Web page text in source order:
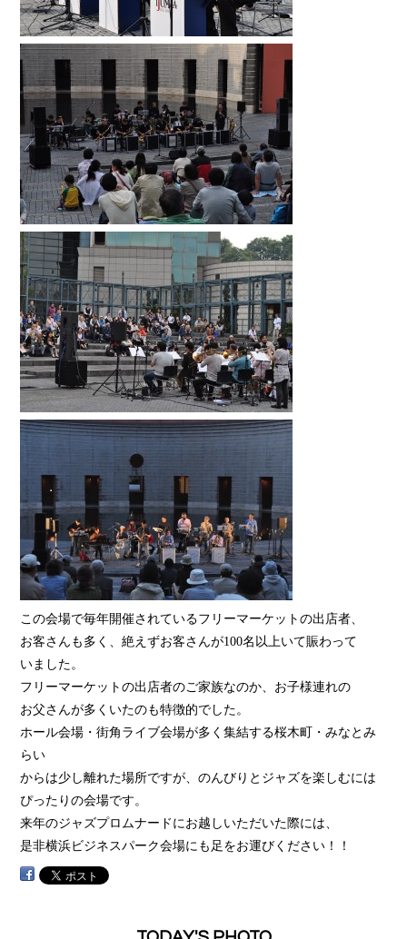
この会場で毎年開催されているフリーマーケットの出店者、
お客さんも多く、絶えずお客さんが100名以上いて賑わって
いました。
フリーマーケットの出店者のご家族なのか、お子様連れの
お父さんが多くいたのも特徴的でした。
ホール会場・街角ライブ会場が多く集結する桜木町・みなとみ
らい
からは少し離れた場所ですが、のんびりとジャズを楽しむには
ぴったりの会場です。
来年のジャズプロムナードにお越しいただいた際には、
是非横浜ビジネスパーク会場にも足をお運びください！！